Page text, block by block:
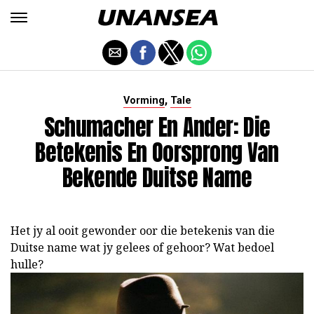
Vorming, Tale
Schumacher En Ander: Die
Betekenis En Oorsprong Van
Bekende Duitse Name
Het jy al ooit gewonder oor die betekenis van die
Duitse name wat jy gelees of gehoor? Wat bedoel
hulle?